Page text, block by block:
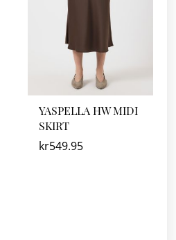
YASPELLA HW MIDI
SKIRT
kr549.95